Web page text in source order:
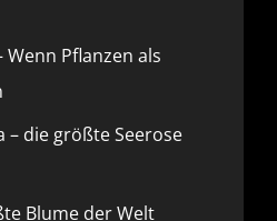
Pflanzen als
– die größte Seerose
Blume der Welt